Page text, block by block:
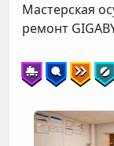
Мастерская
ремонт